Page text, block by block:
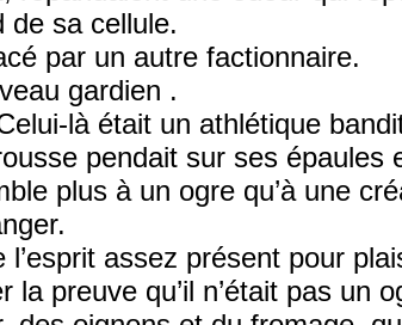
de sa cellule.
par un autre factionnaire.
gardien .
là était un athlétique
pendait sur ses
plus à un ogre qu’à une
assez présent pour
preuve qu’il n’était pas un